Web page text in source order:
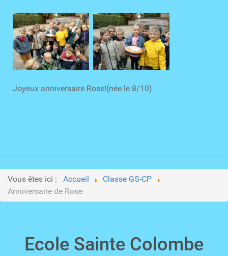
Joyeux anniversaire Rose!(née le 8/10)
Vous êtes ici : Accueil
Classe GS-CP
Anniversaire de Rose
Ecole Sainte Colombe